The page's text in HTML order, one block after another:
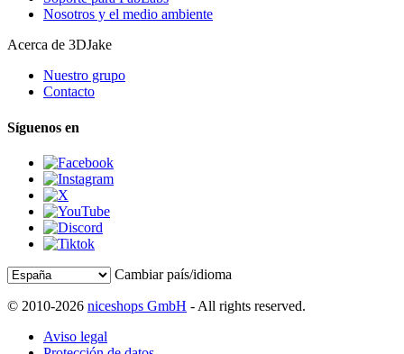
Nosotros y el medio ambiente
Acerca de 3DJake
Nuestro grupo
Contacto
Síguenos en
Cambiar país/idioma
© 2010-2026 niceshops GmbH - All rights reserved.
Aviso legal